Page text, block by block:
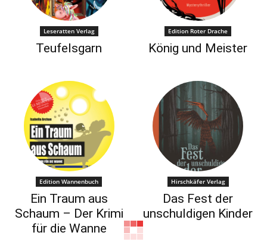
Leseratten Verlag
Teufelsgarn
Edition Roter Drache
König und Meister
Edition Wannenbuch
Ein Traum aus
Schaum – Der Krimi
für die Wanne
Hirschkäfer Verlag
Das Fest der
unschuldigen Kinder